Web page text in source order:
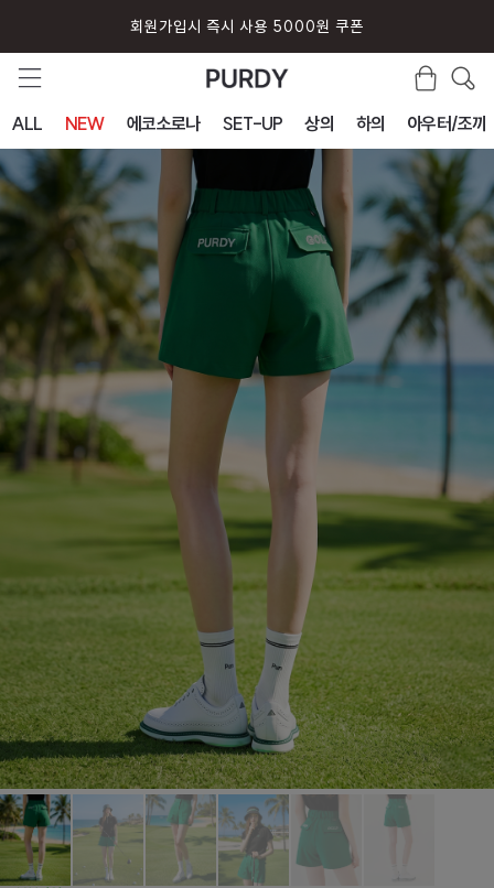
회원가입시 즉시 사용 5000원 쿠폰
ALL NEW 에코소로나 SET-UP 상의 하의 아우터/조끼